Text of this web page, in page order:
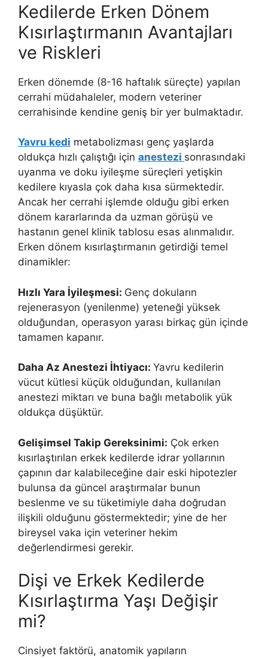
Kedilerde Erken Dönem
Kısırlaştırmanın Avantajları
ve Riskleri
Erken dönemde (8-16 haftalık süreçte) yapılan
cerrahi müdahaleler, modern veteriner
cerrahisinde kendine geniş bir yer bulmaktadır.
Yavru kedi metabolizması genç yaşlarda
oldukça hızlı çalıştığı için anestezi sonrasındaki
uyanma ve doku iyileşme süreçleri yetişkin
kedilere kıyasla çok daha kısa sürmektedir.
Ancak her cerrahi işlemde olduğu gibi erken
dönem kararlarında da uzman görüşü ve
hastanın genel klinik tablosu esas alınmalıdır.
Erken dönem kısırlaştırmanın getirdiği temel
dinamikler:
Hızlı Yara İyileşmesi: Genç dokuların
rejenerasyon (yenilenme) yeteneği yüksek
olduğundan, operasyon yarası birkaç gün içinde
tamamen kapanır.
Daha Az Anestezi İhtiyacı: Yavru kedilerin
vücut kütlesi küçük olduğundan, kullanılan
anestezi miktarı ve buna bağlı metabolik yük
oldukça düşüktür.
Gelişimsel Takip Gereksinimi: Çok erken
kısırlaştırılan erkek kedilerde idrar yollarının
çapının dar kalabileceğine dair eski hipotezler
bulunsa da güncel araştırmalar bunun
beslenme ve su tüketimiyle daha doğrudan
ilişkili olduğunu göstermektedir; yine de her
bireysel vaka için veteriner hekim
değerlendirmesi gerekir.
Dişi ve Erkek Kedilerde
Kısırlaştırma Yaşı Değişir
mi?
Cinsiyet faktörü, anatomik yapıların